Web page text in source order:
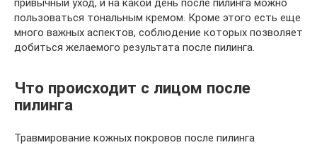
привычный уход, и на какой день после пилинга можно
пользоваться тональным кремом. Кроме этого есть еще
много важных аспектов, соблюдение которых позволяет
добиться желаемого результата после пилинга.
Что происходит с лицом после
пилинга
Травмирование кожных покровов после пилинга